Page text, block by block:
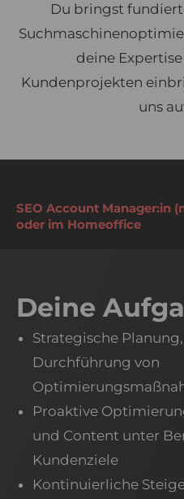
Du bringst
deine
Kundenprojekten
uns
SEO Account Manager:in
oder im Homeoffice
Deine
Strategische
Durchführung von
Proaktive
und Content unter
Kundenziele
Kontinuierliche